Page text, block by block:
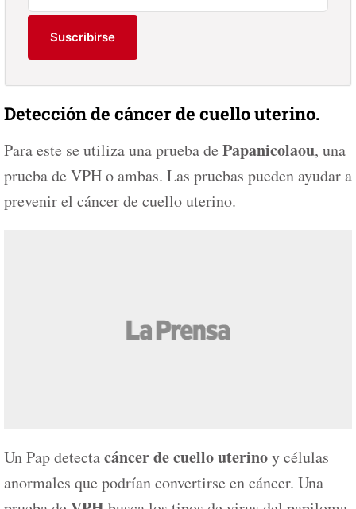
Suscribirse
Detección de cáncer de cuello uterino.
Para este se utiliza una prueba de Papanicolaou, una
prueba de VPH o ambas. Las pruebas pueden ayudar a
prevenir el cáncer de cuello uterino.
Un Pap detectacáncer de cuello uterinoy células
anormales que podrían convertirse en cáncer. Una